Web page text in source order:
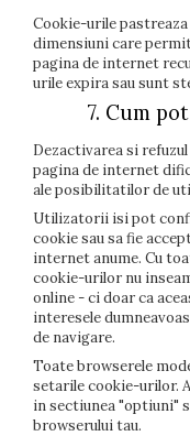
Cookie-urile
dimensiuni care
pagina de internet
urile expira sau sunt
7. Cum
Dezactivarea si
pagina de internet
ale posibilitatilor de
Utilizatorii isi pot
cookie sau sa fie
internet anume. Cu
cookie-urilor nu
online - ci doar ca
interesele
de navigare.
Toate browserele
setarile cookie-urilor.
in sectiunea "optiuni"
browserului tau.